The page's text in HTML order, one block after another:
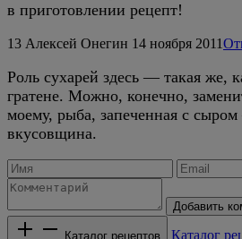
в приготовлении рецепт!
13 Алексей Онегин 14 ноября 2011
Роль сухарей здесь — такая же,
гратене. Можно, конечно,
моему, рыба, запеченная с
вкусовщина.
Добавить
Каталог рецептов Каталог